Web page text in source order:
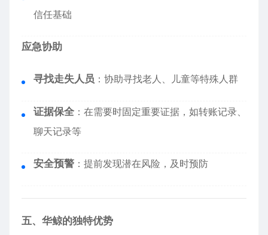
信任基础
应急协助
寻找走失人员 ：协助寻找老人、儿童等特殊人群
证据保全 ：在需要时固定重要证据，如转账记录、
聊天记录等
安全预警 ：提前发现潜在风险，及时预防
五、华鲸的独特优势